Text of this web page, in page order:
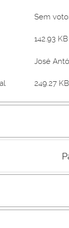
Sem
142.93
José
249.27
Os